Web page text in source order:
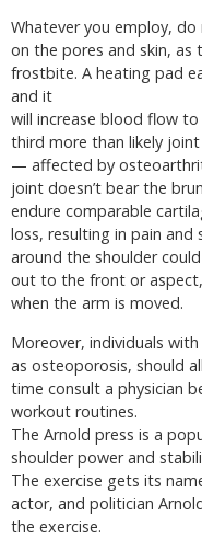
Whatever you employ,
on the pores and skin, as
frostbite. A heating pad
and it
will increase blood flow
third more than likely
— affected by
joint doesn’t bear the
endure comparable
loss, resulting in pain
around the shoulder
out to the front or
when the arm is moved.
Moreover, individuals
as osteoporosis, should
time consult a physician
workout routines.
The Arnold press is a
shoulder power and
The exercise gets its
actor, and politician
the exercise.